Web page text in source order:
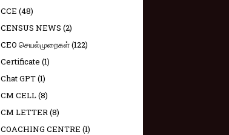
CCE (48)
CENSUS NEWS (2)
CEO செயல்முறைகள்(122)
Certificate (1)
Chat GPT(1)
CM CELL(8)
CM LETTER(8)
COACHING CENTRE (1)